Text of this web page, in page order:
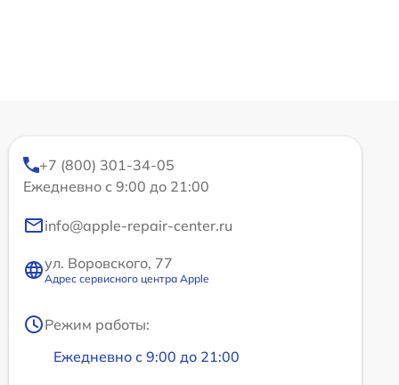
+7 (800) 301-34-05
Ежедневно с 9:00 до 21:00
info@apple-repair-center.ru
ул. Воровского, 77
Адрес сервисного центра Apple
Режим работы:
Ежедневно с 9:00 до 21:00